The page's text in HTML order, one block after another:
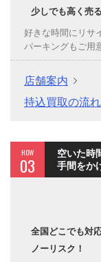
少しでも高く売
好きな時間にリサ
パーキングもご用
店舗案内
持込買取の流れ
HOW
03
空いた時
手間をか
全国どこでも対
ノーリスク！